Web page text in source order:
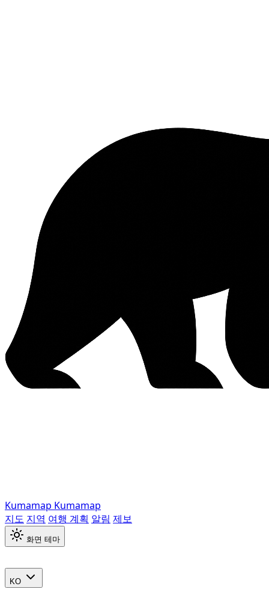
Kumamap Kumamap
지도 지역 여행 계획 알림 제보
화면 테마
KO